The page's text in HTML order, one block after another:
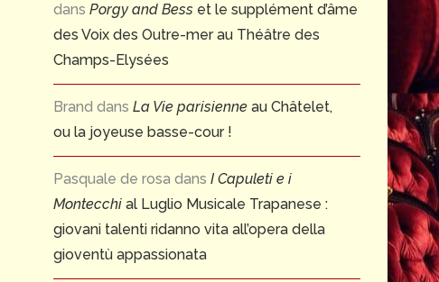
dans Porgy and Bess et le supplément d’âme
des Voix des Outre-mer au Théâtre des
Champs-Elysées
Brand dans La Vie parisienne au Châtelet,
ou la joyeuse basse-cour !
Pasquale de rosa dans I Capuleti e i
Montecchi al Luglio Musicale Trapanese :
giovani talenti ridanno vita all’opera della
gioventù appassionata